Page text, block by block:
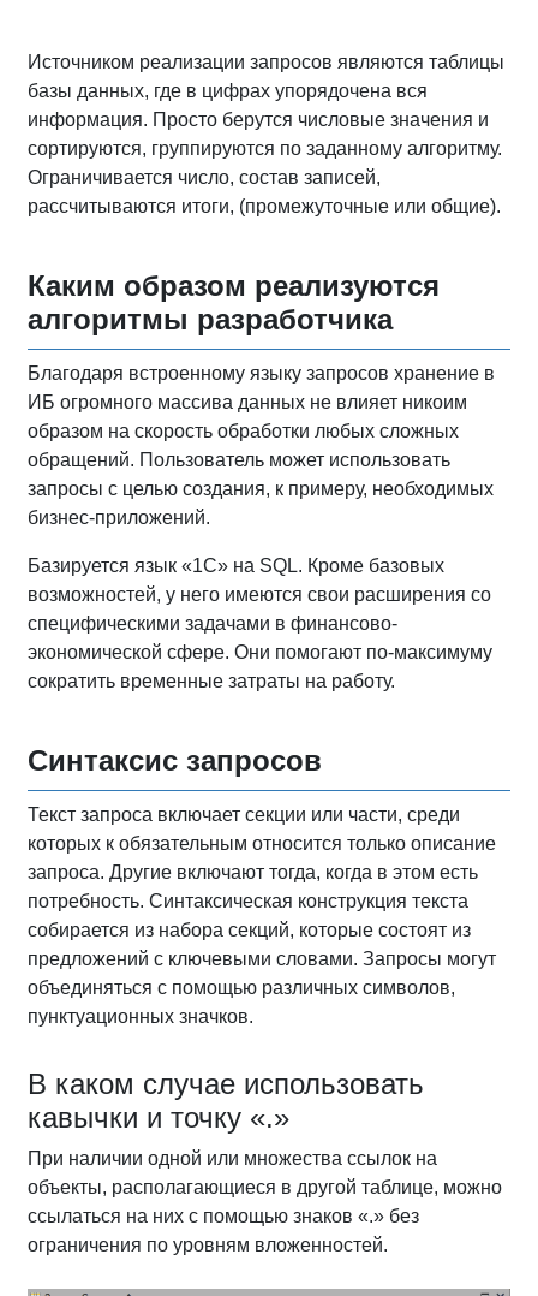
Источником реализации запросов являются таблицы
базы данных, где в цифрах упорядочена вся
информация. Просто берутся числовые значения и
сортируются, группируются по заданному алгоритму.
Ограничивается число, состав записей,
рассчитываются итоги, (промежуточные или общие).
Каким образом реализуются
алгоритмы разработчика
Благодаря встроенному языку запросов хранение в
ИБ огромного массива данных не влияет никоим
образом на скорость обработки любых сложных
обращений. Пользователь может использовать
запросы с целью создания, к примеру, необходимых
бизнес-приложений.
Базируется язык «1С» на SQL. Кроме базовых
возможностей, у него имеются свои расширения со
специфическими задачами в финансово-
экономической сфере. Они помогают по-максимуму
сократить временные затраты на работу.
Cинтаксис запросов
Текст запроса включает секции или части, среди
которых к обязательным относится только описание
запроса. Другие включают тогда, когда в этом есть
потребность. Синтаксическая конструкция текста
собирается из набора секций, которые состоят из
предложений с ключевыми словами. Запросы могут
объединяться с помощью различных символов,
пунктуационных значков.
В каком случае использовать
кавычки и точку «.»
При наличии одной или множества ссылок на
объекты, располагающиеся в другой таблице, можно
ссылаться на них с помощью знаков «.» без
ограничения по уровням вложенностей.